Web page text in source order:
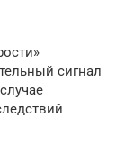
сигнал